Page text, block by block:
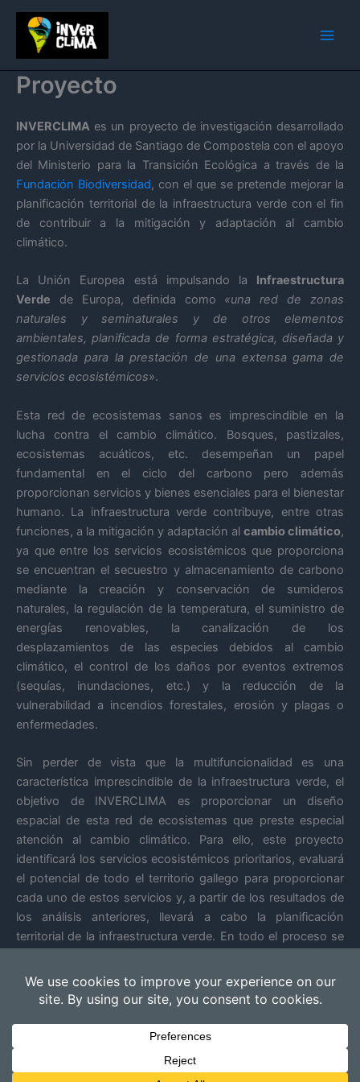
contenido
Proyecto
INVERCLIMA es un proyecto de investigación desarrollado
por la Universidad de Santiago de Compostela con el apoyo
del Ministerio para la Transición Ecológica a través de la
Fundación Biodiversidad, con el que se pretende mejorar la
planificación territorial de la infraestructura verde con el fin
de contribuir a la mitigación y adaptación al cambio
climático.
La Unión Europea está impulsando la Infraestructura
Verde de Europa, definida como «una red de zonas
naturales y seminaturales y de otros elementos
ambientales, planificada de forma estratégica, diseñada y
gestionada para la prestación de una extensa gama de
servicios ecosistémicos».
Esta red de ecosistemas sanos es imprescindible en la
lucha contra el cambio climático. Bosques, pastizales,
ecosistemas acuáticos, etc. desempeñan un papel
fundamental en el ciclo del carbono pero además
proporcionan servicios y bienes esenciales para el bienestar
humano. La infraestructura verde contribuye, entre otras
funciones, a la mitigación y adaptación al cambio climático,
ya que entre los servicios ecosistémicos que proporciona
se encuentran el secuestro y almacenamiento de carbono
mediante la creación y conservación de sumideros
naturales, la regulación de la temperatura, el suministro de
energías renovables, la canalización de los
desplazamientos de las especies debidos al cambio
climático, el control de los daños por eventos extremos
(sequías, inundaciones, etc.) y la reducción de la
vulnerabilidad a incendios forestales, erosión y plagas o
enfermedades.
Sin perder de vista que la multifuncionalidad es una
característica imprescindible de la infraestructura verde, el
objetivo de INVERCLIMA es proporcionar un diseño
espacial de esta red de ecosistemas que preste especial
atención al cambio climático. Para ello, este proyecto
identificará los servicios ecosistémicos prioritarios, evaluará
el potencial de todo el territorio gallego para proporcionar
cada uno de estos servicios y, a partir de los resultados de
los análisis anteriores, llevará a cabo la planificación
territorial de la infraestructura verde. En todo el proceso se
serán los ciudadanos los que prioricen los servicios
ambientales que consideren más importantes y propondrán
Todos los derechos © 2026 Inverclima | Funciona gracias a
Tema
Astra para WordPress